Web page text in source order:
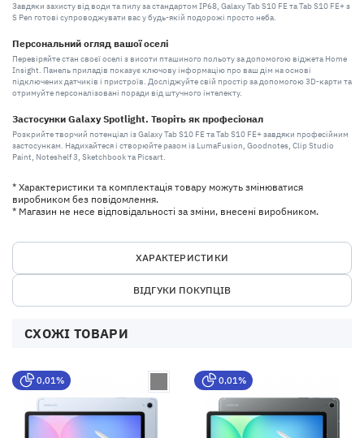
Завдяки захисту від води та пилу за стандартом IP68, Galaxy Tab S10 FE та Tab S10 FE+ з
S Pen готові супроводжувати вас у будь-якій подорожі просто неба.
Персональний огляд вашої оселі
Перевіряйте стан своєї оселі з висоти пташиного польоту за допомогою віджета Home
Insight. Панель приладів показує ключову інформацію про ваш дім на основі
підключених датчиків і пристроїв. Досліджуйте свій простір за допомогою 3D-карти та
отримуйте персоналізовані поради від штучного інтелекту.
Застосунки Galaxy Spotlight. Творіть як професіонал
Розкрийте творчий потенціал із Galaxy Tab S10 FE та Tab S10 FE+ завдяки професійним
застосункам. Надихайтеся і створюйте разом із LumaFusion, Goodnotes, Clip Studio
Paint, Noteshelf 3, Sketchbook та Picsart.
* Характеристики та комплектація товару можуть змінюватися
виробником без повідомлення.
* Магазин не несе відповідальності за зміни, внесені виробником.
ХАРАКТЕРИСТИКИ
ВІДГУКИ ПОКУПЦІВ
СХОЖІ ТОВАРИ
0,01% 0,01%